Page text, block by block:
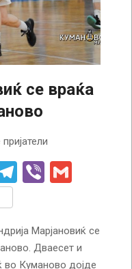
се враќа
Telegram
Viber
Марјановиќ се
Дваесет и
во Куманово дојде